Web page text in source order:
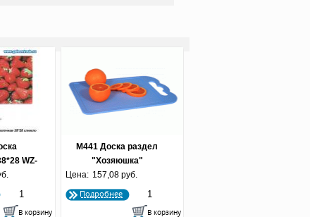
WZ-
М441 Доска раздел
"Хозяюшка"
(305*197*5)сред
Цена: 157,08 руб.
Подробнее